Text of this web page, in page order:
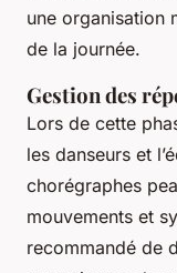
une organisation
de la journée.
Gestion des
Lors de cette
les danseurs et
chorégraphes
mouvements et
recommandé de